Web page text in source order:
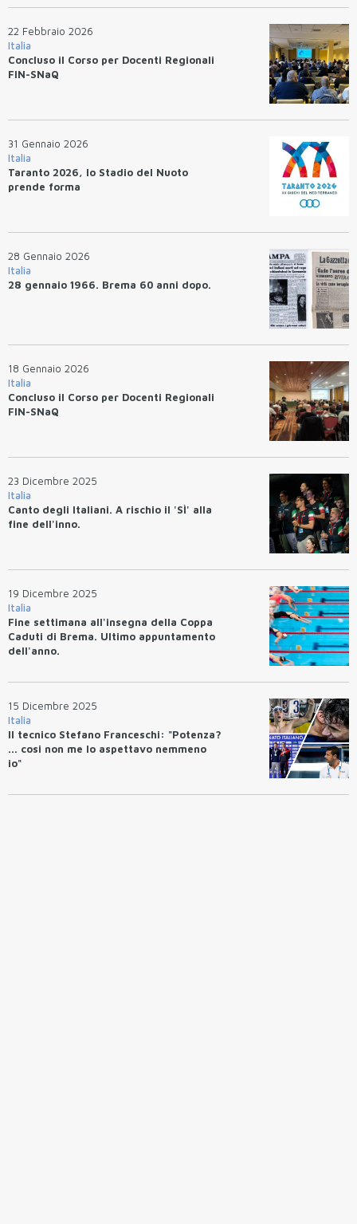
22 Febbraio 2026
Italia
Concluso il Corso per Docenti Regionali
FIN-SNaQ
31 Gennaio 2026
Italia
Taranto 2026, lo Stadio del Nuoto
prende forma
28 Gennaio 2026
Italia
28 gennaio 1966. Brema 60 anni dopo.
18 Gennaio 2026
Italia
Concluso il Corso per Docenti Regionali
FIN-SNaQ
23 Dicembre 2025
Italia
Canto degli Italiani. A rischio il 'SÌ' alla
fine dell'inno.
19 Dicembre 2025
Italia
Fine settimana all'insegna della Coppa
Caduti di Brema. Ultimo appuntamento
dell'anno.
15 Dicembre 2025
Italia
Il tecnico Stefano Franceschi: "Potenza?
... cosi non me lo aspettavo nemmeno
io"